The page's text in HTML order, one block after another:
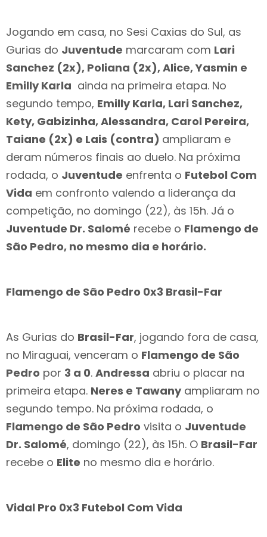
Jogando em casa, no Sesi Caxias do Sul, as
Gurias do Juventude marcaram com Lari
Sanchez (2x), Poliana (2x), Alice, Yasmin e
Emilly Karla ainda na primeira etapa. No
segundo tempo, Emilly Karla, Lari Sanchez,
Kety, Gabizinha, Alessandra, Carol Pereira,
Taiane (2x) e Lais (contra) ampliaram e
deram números finais ao duelo. Na próxima
rodada, o Juventude enfrenta o Futebol Com
Vida em confronto valendo a liderança da
competição, no domingo (22), às 15h. Já o
Juventude Dr. Salomé recebe o Flamengo de
São Pedro, no mesmo dia e horário.
Flamengo de São Pedro 0x3 Brasil-Far
As Gurias do Brasil-Far, jogando fora de casa,
no Miraguai, venceram o Flamengo de São
Pedro por 3 a 0. Andressa abriu o placar na
primeira etapa. Neres e Tawanyampliaram no
segundo tempo. Na próxima rodada, o
Flamengo de São Pedro visita o Juventude
Dr. Salomé, domingo (22), às 15h. O Brasil-Far
recebe o Elite no mesmo dia e horário.
Vidal Pro 0x3 Futebol Com Vida